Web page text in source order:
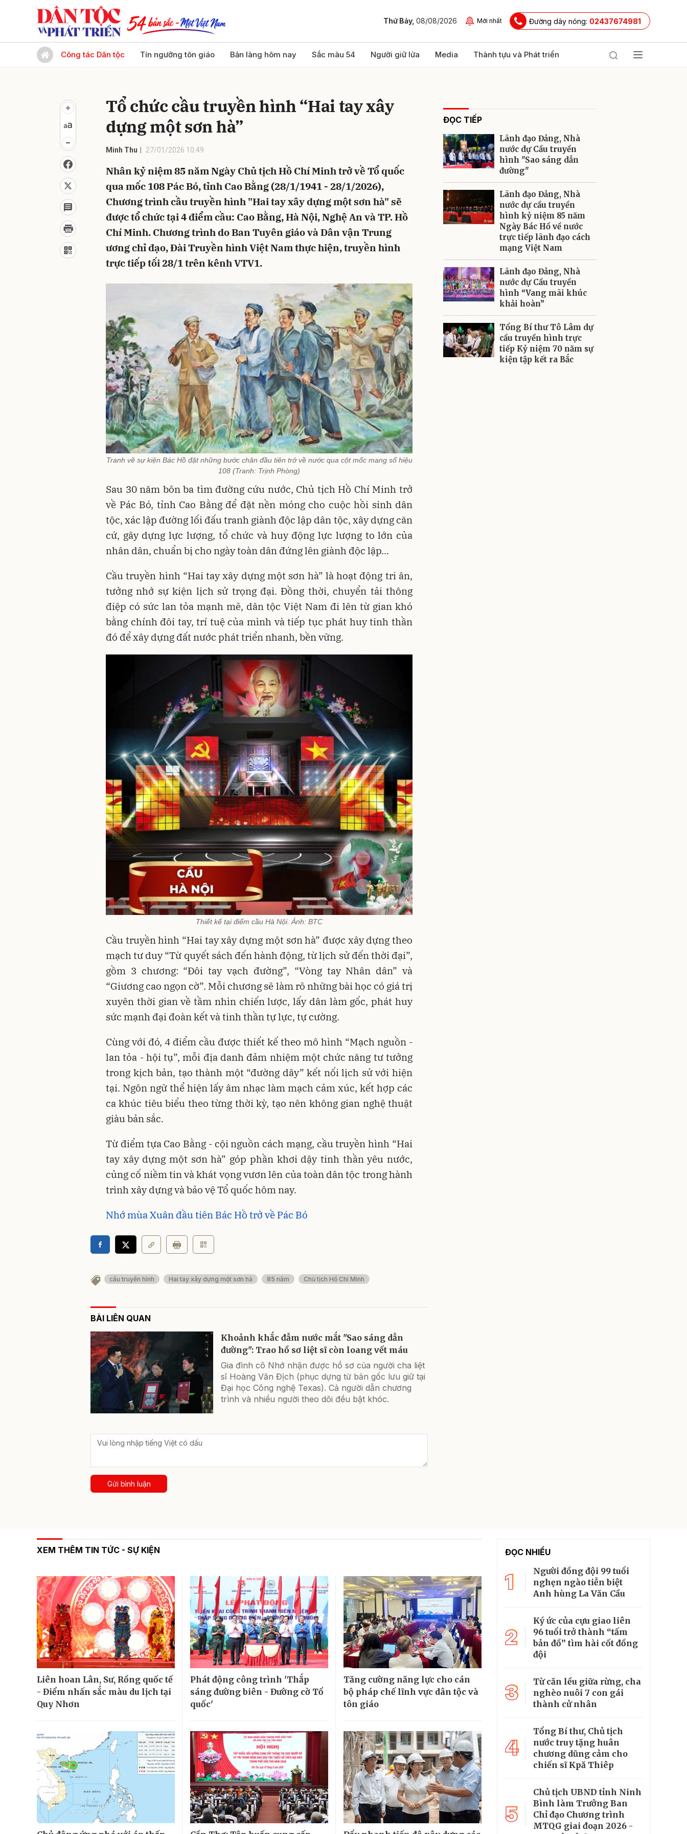
Thứ Bảy, 08/08/2026 Mới nhất Đường dây nóng: 02437674981
Công tác Dân tộc Tín ngưỡng tôn giáo Bản làng hôm nay Sắc màu 54 Người giữ lửa Media Thành tựu và Phát triển
Tổ chức cầu truyền hình “Hai tay xây
dựng một sơn hà”
Minh Thu 27/01/2026 10:49
Nhân kỷ niệm 85 năm Ngày Chủ tịch Hồ Chí Minh trở về Tổ quốc
qua mốc 108 Pác Bó, tỉnh Cao Bằng (28/1/1941 - 28/1/2026),
Chương trình cầu truyền hình "Hai tay xây dựng một sơn hà" sẽ
được tổ chức tại 4 điểm cầu: Cao Bằng, Hà Nội, Nghệ An và TP. Hồ
Chí Minh. Chương trình do Ban Tuyên giáo và Dân vận Trung
ương chỉ đạo, Đài Truyền hình Việt Nam thực hiện, truyền hình
trực tiếp tối 28/1 trên kênh VTV1.
Tranh vẽ sự kiện Bác Hồ đặt những bước chân đầu tiên trở về nước qua cột mốc mang số hiệu
108 (Tranh: Trịnh Phòng)
Sau 30 năm bôn ba tìm đường cứu nước, Chủ tịch Hồ Chí Minh trở
về Pác Bó, tỉnh Cao Bằng để đặt nền móng cho cuộc hồi sinh dân
tộc, xác lập đường lối đấu tranh giành độc lập dân tộc, xây dựng căn
cứ, gây dựng lực lượng, tổ chức và huy động lực lượng to lớn của
nhân dân, chuẩn bị cho ngày toàn dân đứng lên giành độc lập...
Cầu truyền hình “Hai tay xây dựng một sơn hà” là hoạt động tri ân,
tưởng nhớ sự kiện lịch sử trọng đại. Đồng thời, chuyển tải thông
điệp có sức lan tỏa mạnh mẽ, dân tộc Việt Nam đi lên từ gian khó
bằng chính đôi tay, trí tuệ của mình và tiếp tục phát huy tinh thần
đó để xây dựng đất nước phát triển nhanh, bền vững.
Thiết kế tại điểm cầu Hà Nội. Ảnh: BTC
Cầu truyền hình “Hai tay xây dựng một sơn hà” được xây dựng theo
mạch tư duy “Từ quyết sách đến hành động, từ lịch sử đến thời đại”,
gồm 3 chương: “Đôi tay vạch đường”, “Vòng tay Nhân dân” và
“Giương cao ngọn cờ”. Mỗi chương sẽ làm rõ những bài học có giá trị
xuyên thời gian về tầm nhìn chiến lược, lấy dân làm gốc, phát huy
sức mạnh đại đoàn kết và tinh thần tự lực, tự cường.
Cùng với đó, 4 điểm cầu được thiết kế theo mô hình “Mạch nguồn -
lan tỏa - hội tụ”, mỗi địa danh đảm nhiệm một chức năng tư tưởng
trong kịch bản, tạo thành một “đường dây” kết nối lịch sử với hiện
tại. Ngôn ngữ thể hiện lấy âm nhạc làm mạch cảm xúc, kết hợp các
ca khúc tiêu biểu theo từng thời kỳ, tạo nên không gian nghệ thuật
giàu bản sắc.
Từ điểm tựa Cao Bằng - cội nguồn cách mạng, cầu truyền hình “Hai
tay xây dựng một sơn hà” góp phần khơi dậy tinh thần yêu nước,
củng cố niềm tin và khát vọng vươn lên của toàn dân tộc trong hành
trình xây dựng và bảo vệ Tổ quốc hôm nay.
Nhớ mùa Xuân đầu tiên Bác Hồ trở về Pác Bó
cầu truyền hình Hai tay xây dựng một sơn hà 85 năm Chủ tịch Hồ Chí Minh
BÀI LIÊN QUAN
Khoảnh khắc đẫm nước mắt "Sao sáng dẫn
đường": Trao hồ sơ liệt sĩ còn loang vết máu
Gia đình cô Nhớ nhận được hồ sơ của người cha liệt
sĩ Hoàng Văn Địch (phục dựng từ bản gốc lưu giữ tại
Đại học Công nghệ Texas). Cả người dẫn chương
trình và nhiều người theo dõi đều bật khóc.
Gửi bình luận
ĐỌC TIẾP
Lãnh đạo Đảng, Nhà
nước dự Cầu truyền
hình "Sao sáng dẫn
đường"
Lãnh đạo Đảng, Nhà
nước dự cầu truyền
hình kỷ niệm 85 năm
Ngày Bác Hồ về nước
trực tiếp lãnh đạo cách
mạng Việt Nam
Lãnh đạo Đảng, Nhà
nước dự Cầu truyền
hình “Vang mãi khúc
khải hoàn”
Tổng Bí thư Tô Lâm dự
cầu truyền hình trực
tiếp Kỷ niệm 70 năm sự
kiện tập kết ra Bắc
XEM THÊM TIN TỨC - SỰ KIỆN
Liên hoan Lân, Sư, Rồng quốc tế
- Điểm nhấn sắc màu du lịch tại
Quy Nhơn
Phát động công trình 'Thắp
sáng đường biên - Đường cờ Tổ
quốc'
Tăng cường năng lực cho cán
bộ pháp chế lĩnh vực dân tộc và
tôn giáo
ĐỌC NHIỀU
1
Người đồng đội 99 tuổi
nghẹn ngào tiễn biệt
Anh hùng La Văn Cầu
2
Ký ức của cựu giao liên
96 tuổi trở thành “tấm
bản đồ” tìm hài cốt đồng
đội
3
Từ căn lều giữa rừng, cha
nghèo nuôi 7 con gái
thành cử nhân
4
Tổng Bí thư, Chủ tịch
nước truy tặng huân
chương dũng cảm cho
chiến sĩ Kpă Thiêp
5
Chủ tịch UBND tỉnh Ninh
Bình làm Trưởng Ban
Chỉ đạo Chương trình
MTQG giai đoạn 2026 -
Gửi bình luận
Hủy Gửi